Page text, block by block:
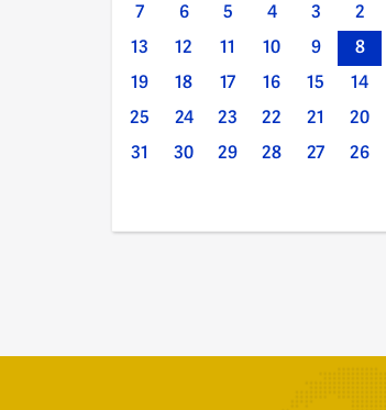
2
3
4
5
6
7
8
9
10
11
12
13
14
15
16
17
18
19
20
21
22
23
24
25
26
27
28
29
30
31